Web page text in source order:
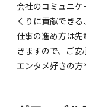
会社のコミュニ
くりに貢献できる
仕事の進め方は
きますので、ご安
エンタメ好きの方